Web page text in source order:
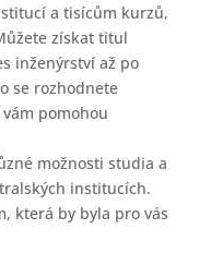
a tisícům kurzů,
získat titul
inženýrství až po
se rozhodnete
pomohou
možnosti studia a
institucích.
která by byla pro vás